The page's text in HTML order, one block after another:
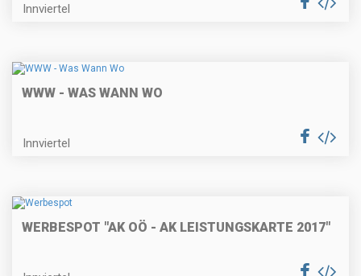
Innviertel
WWW - WAS WANN WO
Innviertel
WERBESPOT "AK OÖ - AK LEISTUNGSKARTE 2017"